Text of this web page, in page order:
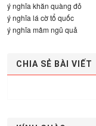
ý nghĩa khăn quàng đỏ
ý nghĩa lá cờ tổ quốc
ý nghĩa mâm ngũ quả
CHIA SẺ BÀI VIẾT